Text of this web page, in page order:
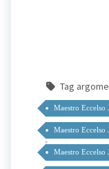
Tag
Maestro Eccelso
Maestro Eccelso
Maestro Eccelso